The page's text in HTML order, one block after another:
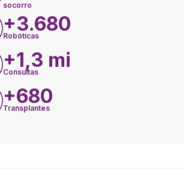
socorro
+3.680
Robóticas
+1,3 mi
Consultas
+680
Transplantes